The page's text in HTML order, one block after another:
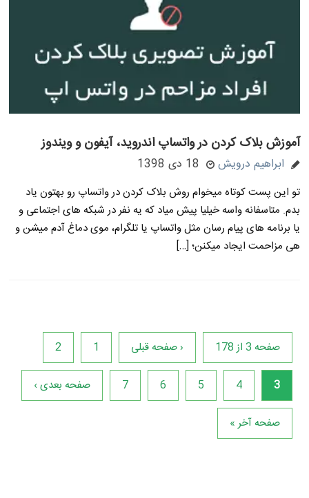
آموزش بلاک کردن در واتساپ اندروید، آیفون و ویندوز
ابراهیم درویش 18 دی 1398
تو این پست کوتاه میخوام روش بلاک کردن در واتساپ رو بهتون یاد
بدم. متاسفانه واسه خیلیا پیش میاد که یه نفر در شبکه های اجتماعی و
یا برنامه های پیام رسان مثل واتساپ یا تلگرام، موی دماغ آدم میشن و
هی مزاحمت ایجاد میکنن؛ […]
صفحه 3 از 178 ‹ صفحه قبلی 1
2
3
4
5
6
7 صفحه بعدی ›
صفحه آخر »